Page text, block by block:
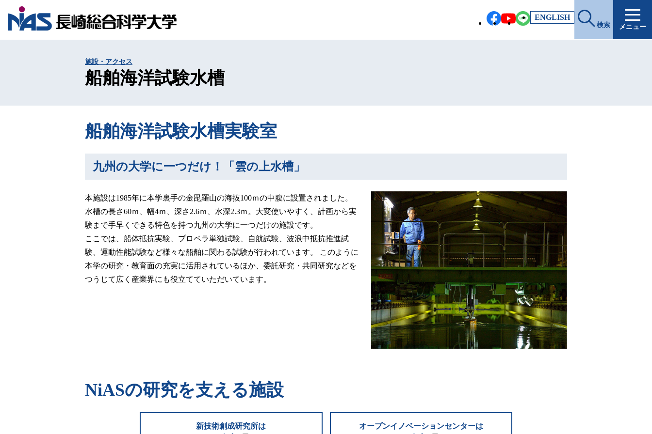
ENGLISH
検索 メニュー
施設・アクセス
船舶海洋試験水槽
船舶海洋試験水槽実験室
九州の大学に一つだけ！「雲の上水槽」
本施設は1985年に本学裏手の金毘羅山の海抜100ｍの中腹に設置されました。
水槽の長さ60ｍ、幅4ｍ、深さ2.6ｍ、水深2.3ｍ。大変使いやすく、計画から実
験まで手早くできる特色を持つ九州の大学に一つだけの施設です。
ここでは、船体抵抗実験、プロペラ単独試験、自航試験、波浪中抵抗推進試
験、運動性能試験など様々な船舶に関わる試験が行われています。 このように
本学の研究・教育面の充実に活用されているほか、委託研究・共同研究などを
つうじて広く産業界にも役立てていただいています。
NiASの研究を支える施設
新技術創成研究所は
オープンイノベーションセンターは